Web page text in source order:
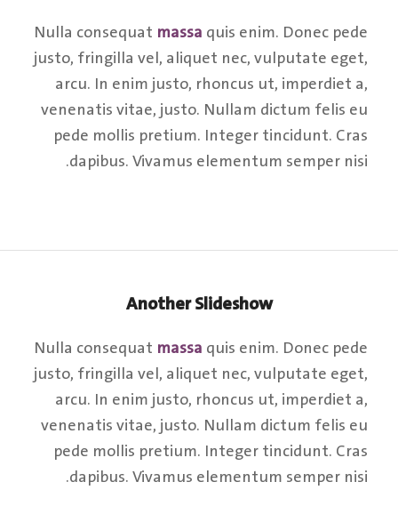
Nulla consequat massa quis enim. Donec pede
justo, fringilla vel, aliquet nec, vulputate eget,
arcu. In enim justo, rhoncus ut, imperdiet a,
venenatis vitae, justo. Nullam dictum felis eu
pede mollis pretium. Integer tincidunt. Cras
dapibus. Vivamus elementum semper nisi.
Another Slideshow
Nulla consequat massa quis enim. Donec pede
justo, fringilla vel, aliquet nec, vulputate eget,
arcu. In enim justo, rhoncus ut, imperdiet a,
venenatis vitae, justo. Nullam dictum felis eu
pede mollis pretium. Integer tincidunt. Cras
dapibus. Vivamus elementum semper nisi.